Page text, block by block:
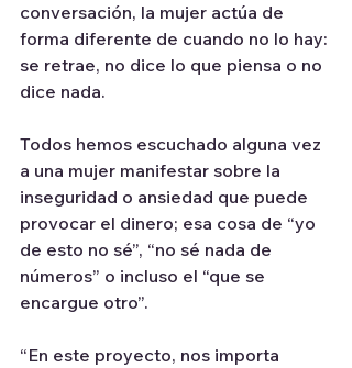
conversación, la mujer actúa de
forma diferente de cuando no lo hay:
se retrae, no dice lo que piensa o no
dice nada.
Todos hemos escuchado alguna vez
a una mujer manifestar sobre la
inseguridad o ansiedad que puede
provocar el dinero; esa cosa de “yo
de esto no sé”, “no sé nada de
números” o incluso el “que se
encargue otro”.
“En este proyecto, nos importa